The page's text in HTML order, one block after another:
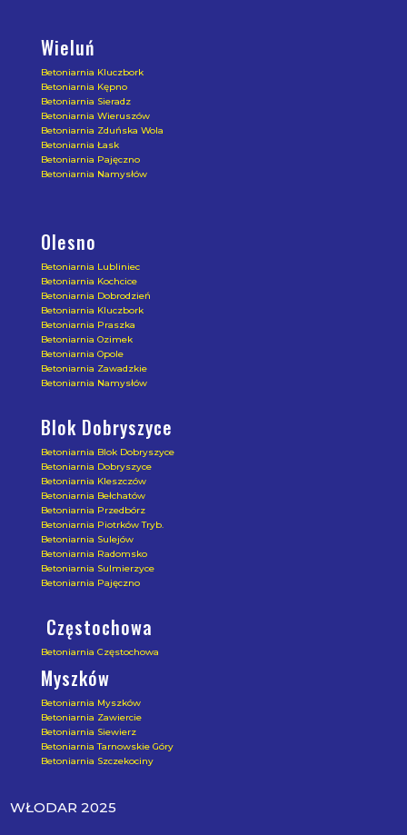
Wieluń
Betoniarnia Kluczbork
Betoniarnia Kępno
Betoniarnia Sieradz
Betoniarnia Wieruszów
Betoniarnia Zduńska Wola
Betoniarnia Łask
Betoniarnia Pajęczno
Betoniarnia Namysłów
Olesno
Betoniarnia Lubliniec
Betoniarnia Kochcice
Betoniarnia Dobrodzień
Betoniarnia Kluczbork
Betoniarnia Praszka
Betoniarnia Ozimek
Betoniarnia Opole
Betoniarnia Zawadzkie
Betoniarnia Namysłów
Blok Dobryszyce
Betoniarnia Blok Dobryszyce
Betoniarnia Dobryszyce
Betoniarnia Kleszczów
Betoniarnia Bełchatów
Betoniarnia Przedbórz
Betoniarnia Piotrków Tryb.
Betoniarnia Sulejów
Betoniarnia Radomsko
Betoniarnia Sulmierzyce
Betoniarnia Pajęczno
Częstochowa
Betoniarnia Częstochowa
Myszków
Betoniarnia Myszków
Betoniarnia Zawiercie
Betoniarnia Siewierz
Betoniarnia Tarnowskie Góry
Betoniarnia Szczekociny
WŁODAR 2025